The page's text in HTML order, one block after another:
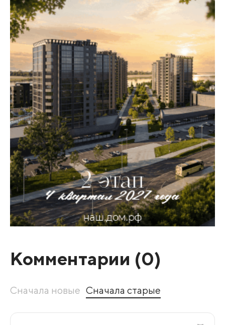
Комментарии (0)
Сначала новые Сначала старые